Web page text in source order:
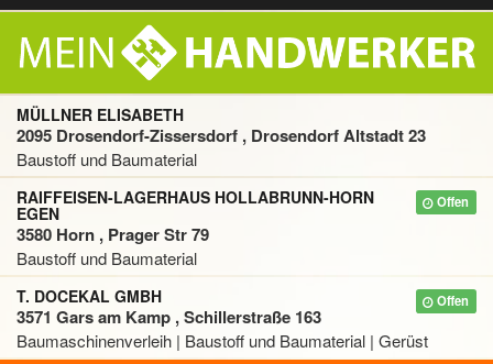
MÜLLNER ELISABETH
2095 Drosendorf-Zissersdorf , Drosendorf Altstadt 23
Baustoff und Baumaterial
Offen
RAIFFEISEN-LAGERHAUS HOLLABRUNN-HORN
EGEN
3580 Horn , Prager Str 79
Baustoff und Baumaterial
Offen
T. DOCEKAL GMBH
3571 Gars am Kamp , Schillerstraße 163
Baumaschinenverleih | Baustoff und Baumaterial | Gerüst